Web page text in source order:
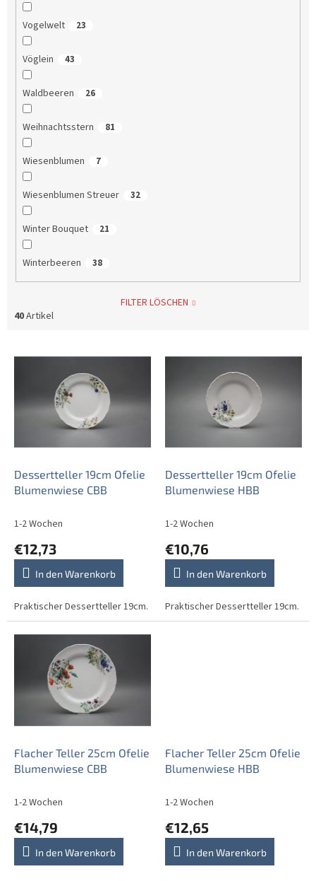
Vogelwelt 23
Vöglein 43
Waldbeeren 26
Weihnachtsstern 81
Wiesenblumen 7
Wiesenblumen Streuer 32
Winter Bouquet 21
Winterbeeren 38
FILTER LÖSCHEN
40Artikel
Dessertteller 19cm Ofelie
Blumenwiese CBB
1-2 Wochen
€12,73
In den Warenkorb
Praktischer Dessertteller 19cm.
Dessertteller 19cm Ofelie
Blumenwiese HBB
1-2 Wochen
€10,76
In den Warenkorb
Praktischer Dessertteller 19cm.
Flacher Teller 25cm Ofelie
Blumenwiese CBB
1-2 Wochen
€14,79
In den Warenkorb
Flacher Teller 25cm Ofelie
Blumenwiese HBB
1-2 Wochen
€12,65
In den Warenkorb